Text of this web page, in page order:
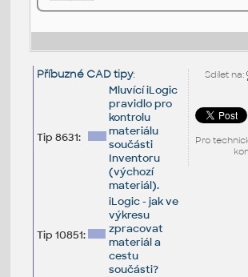
Sdílet na:
Pro
Příbuzné CAD tipy:
Tip 8631:
Mluvící iLogic
pravidlo pro
kontrolu
materiálu
součásti
Inventoru
(výchozí
materiál).
Tip 10851:
iLogic - jak ve
výkresu
zpracovat
materiál a
cestu
součásti?